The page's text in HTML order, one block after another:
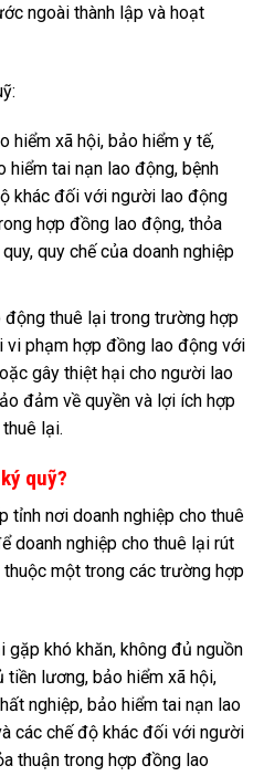
ngoài thành lập và hoạt
hiểm xã hội, bảo hiểm y tế,
hiểm tai nạn lao động, bệnh
khác đối với người lao động
hợp đồng lao động, thỏa
quy chế của doanh nghiệp
thuê lại trong trường hợp
vi phạm hợp đồng lao động với
gây thiệt hại cho người lao
đảm về quyền và lợi ích hợp
lại.
quỹ?
tỉnh nơi doanh nghiệp cho thuê
doanh nghiệp cho thuê lại rút
một trong các trường hợp
gặp khó khăn, không đủ nguồn
tiền lương, bảo hiểm xã hội,
nghiệp, bảo hiểm tai nạn lao
các chế độ khác đối với người
thuận trong hợp đồng lao